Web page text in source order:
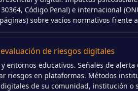
Código Penal) e internacional
sobre vacíos normativos frente
de riesgos digitales
entornos educativos. Señales de
riesgos en plataformas. Métodos
de su comunidad, institución o